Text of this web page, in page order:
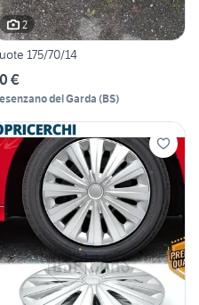
2
175/70/14
€
del Garda (BS)